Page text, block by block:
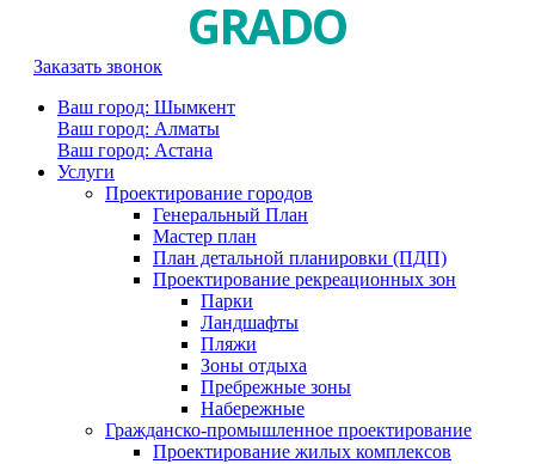
Заказать звонок
Ваш город: Шымкент
Ваш город: Алматы
Ваш город: Астана
Услуги
Проектирование городов
Генеральный План
Мастер план
План детальной планировки (ПДП)
Проектирование рекреационных зон
Парки
Ландшафты
Пляжи
Зоны отдыха
Пребрежные зоны
Набережные
Гражданско-промышленное проектирование
Проектирование жилых комплексов